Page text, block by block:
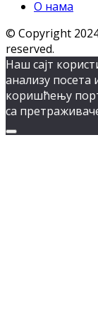
О нама
© Copyright
reserved.
Наш сајт
анализу
коришћењу
са